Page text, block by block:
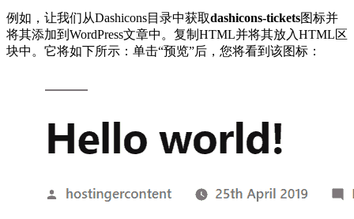
例如，让我们从Dashicons目录中获取dashicons-tickets图标并
将其添加到WordPress文章中。复制HTML并将其放入HTML区
块中。它将如下所示：单击“预览”后，您将看到该图标：